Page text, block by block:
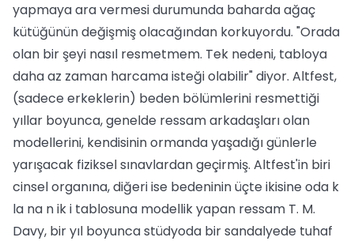
yapmaya ara vermesi durumunda baharda ağaç
kütüğünün değişmiş olacağından korkuyordu. "Orada
olan bir şeyi nasıl resmetmem. Tek nedeni, tabloya
daha az zaman harcama isteği olabilir" diyor. Altfest,
(sadece erkeklerin) beden bölümlerini resmettiği
yıllar boyunca, genelde ressam arkadaşları olan
modellerini, kendisinin ormanda yaşadığı günlerle
yarışacak fiziksel sınavlardan geçirmiş. Altfest'in biri
cinsel organına, diğeri ise bedeninin üçte ikisine oda k
la na n ik i tablosuna modellik yapan ressam T. M.
Davy, bir yıl boyunca stüdyoda bir sandalyede tuhaf